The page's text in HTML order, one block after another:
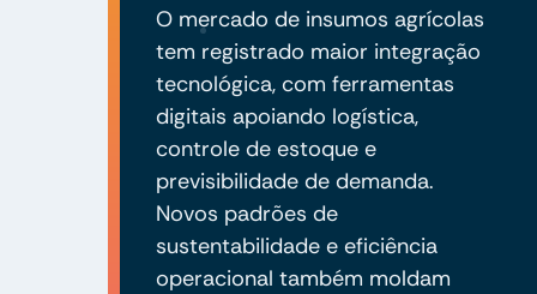
O mercado de insumos agrícolas
tem registrado maior integração
tecnológica, com ferramentas
digitais apoiando logística,
controle de estoque e
previsibilidade de demanda.
Novos padrões de
sustentabilidade e eficiência
operacional também moldam